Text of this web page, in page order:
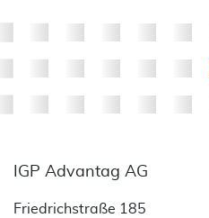
IGP Advantag AG
Friedrichstraße 185